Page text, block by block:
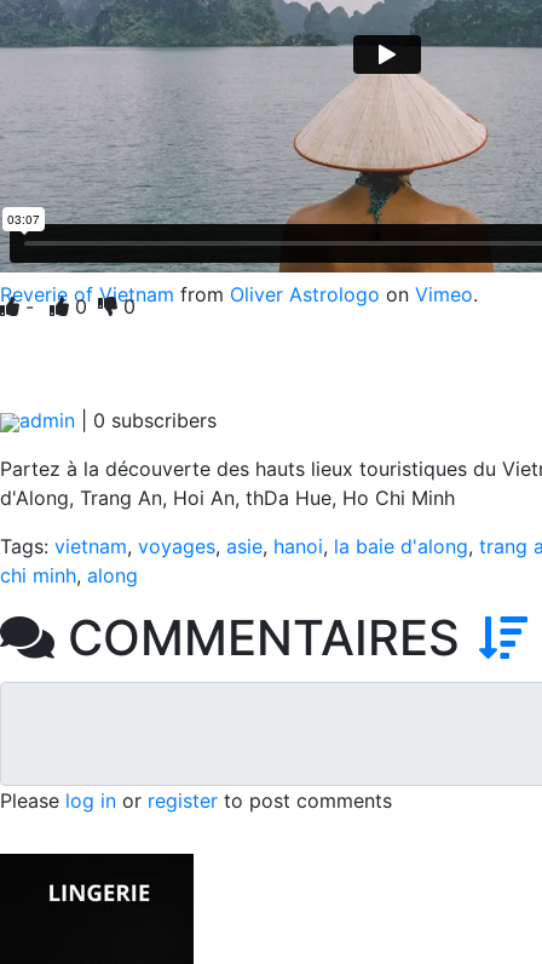
Reverie of Vietnam from Oliver Astrologo on Vimeo.
- 0 0
admin 0 subscribers
Partez à la découverte des hauts lieux touristiques du
d'Along, Trang An, Hoi An, thDa Hue, Ho Chi Minh
Tags: vietnam, voyages, asie, hanoi, la baie d'along, trang
chi minh, along
COMMENTAIRES
Please log in or register to post comments